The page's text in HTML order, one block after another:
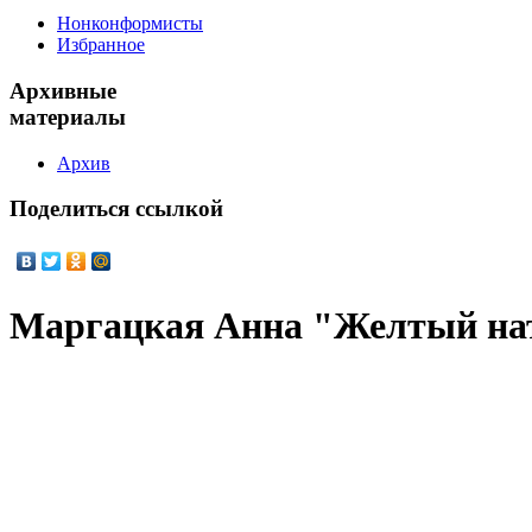
Нонконформисты
Избранное
Архивные
материалы
Архив
Поделиться ссылкой
Маргацкая Анна "Желтый